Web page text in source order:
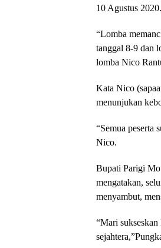
10 Agustus 2020.
“Lomba
tanggal 8-9 dan
lomba Nico
Kata Nico
menunjukan
“Semua peserta
Nico.
Bupati Parigi
mengatakan,
menyambut,
“Mari